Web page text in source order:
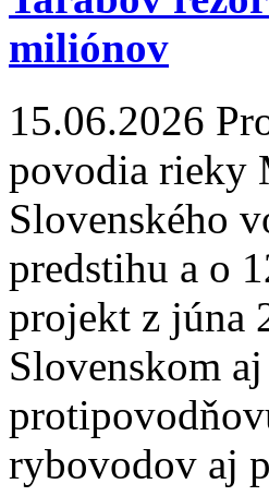
miliónov
15.06.2026
povodia rieky
Slovenského
predstihu a o
projekt z júna
Slovenskom
rybovodov aj